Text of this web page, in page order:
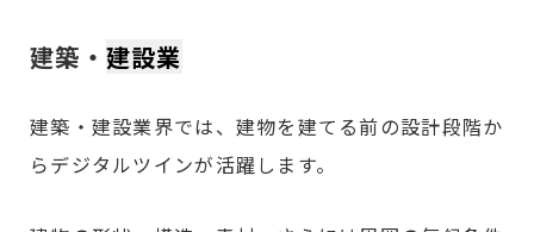
建築・ 建設業
建築・建設業界では、建物を建てる前の設計段階か
らデジタルツインが活躍します。